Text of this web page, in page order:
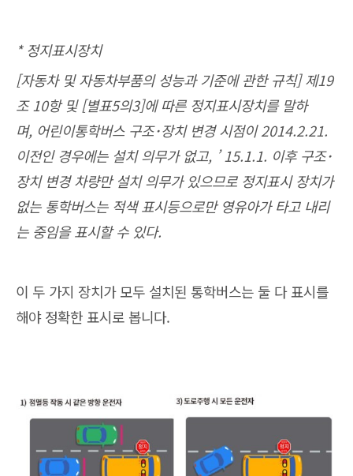
* 정지표시장치
[자동차 및 자동차부품의 성능과 기준에 관한 규칙] 제19
조 10항 및 [별표5의3]에 따른 정지표시장치를 말하
며, 어린이통학버스 구조･장치 변경 시점이 2014.2.21.
이전인 경우에는 설치 의무가 없고, ’ 15.1.1. 이후 구조･
장치 변경 차량만 설치 의무가 있으므로 정지표시 장치가
없는 통학버스는 적색 표시등으로만 영유아가 타고 내리
는 중임을 표시할 수 있다.
이 두 가지 장치가 모두 설치된 통학버스는 둘 다 표시를
해야 정확한 표시로 봅니다.